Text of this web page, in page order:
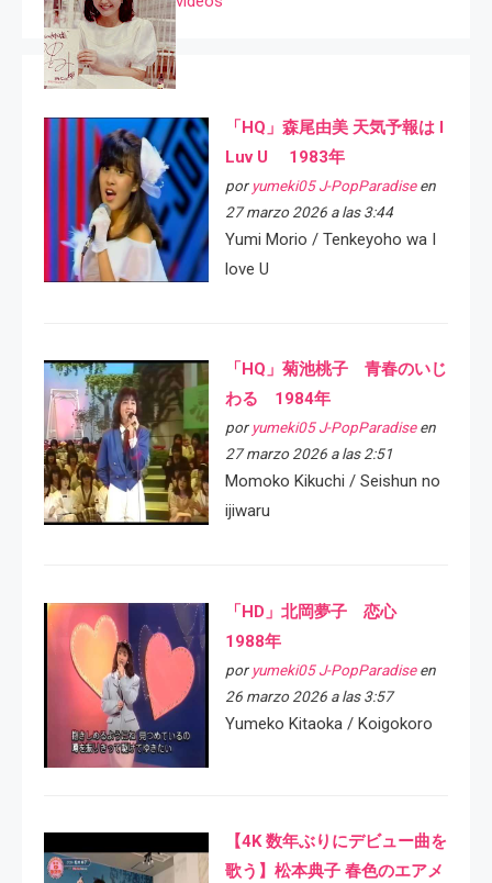
「HQ」森尾由美 天気予報は I
Luv U 1983年
por yumeki05 J-PopParadiseen
27 marzo 2026 a las 3:44
Yumi Morio / Tenkeyoho wa I
love U
「HQ」菊池桃子 青春のいじ
わる 1984年
por yumeki05 J-PopParadiseen
27 marzo 2026 a las 2:51
Momoko Kikuchi / Seishun no
ijiwaru
「HD」北岡夢子 恋心
1988年
por yumeki05 J-PopParadiseen
26 marzo 2026 a las 3:57
Yumeko Kitaoka / Koigokoro
【4K 数年ぶりにデビュー曲を
歌う】松本典子 春色のエアメ